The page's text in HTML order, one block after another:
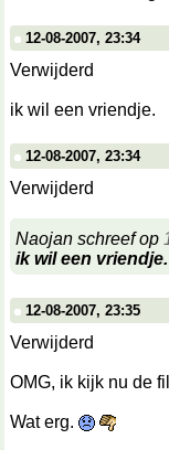
12-08-2007, 23:34
Verwijderd
ik wil een vriendje.
12-08-2007, 23:34
Verwijderd
Naojan schreef op
ik wil een vriendje.
12-08-2007, 23:35
Verwijderd
OMG, ik kijk nu de
Wat erg.